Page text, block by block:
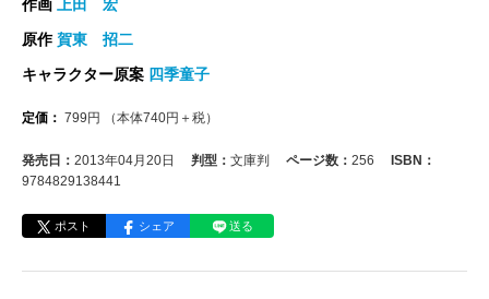
作画
上田 宏
原作賀東 招二
キャラクター原案 四季童子
定価： 799 円 （本体740円＋税）
発売日： 2013年04月20日 判型： 文庫判 ページ数： 256
ISBN：
9784829138441
ポスト シェア 送る